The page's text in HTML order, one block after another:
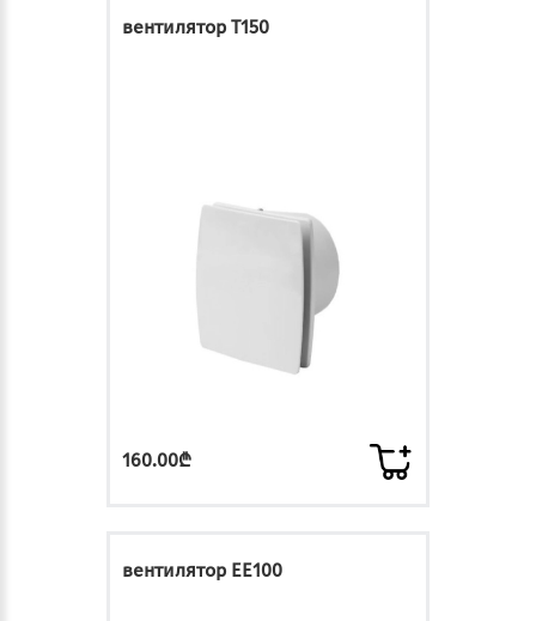
вентилятор T150
160.00₾
вентилятор EE100